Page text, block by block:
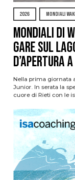
2026 MONDIALI
Mondiali di
gare sul
d’apertura
Nella prima giornata
Junior. In serata la
cuore di Rieti con le